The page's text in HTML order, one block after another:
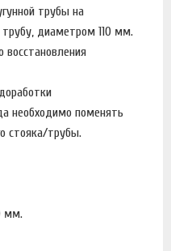
трубы на
диаметром 110 мм.
восстановления
необходимо поменять
стояка/трубы.
мм.